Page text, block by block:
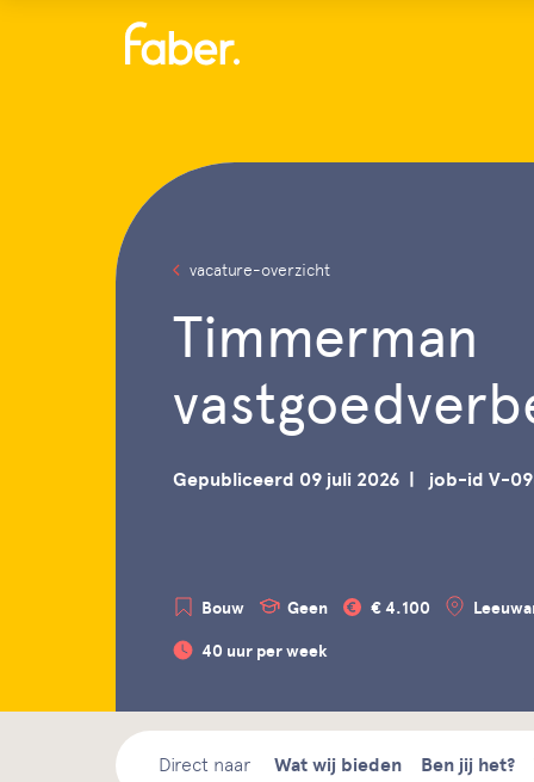
vacature-overzicht
Timmerman
Gepubliceerd 09 juli 2026 job-id V-
Bouw Geen € 4.100
40 uur per week
Direct naar Wat wij bieden Ben jij het?